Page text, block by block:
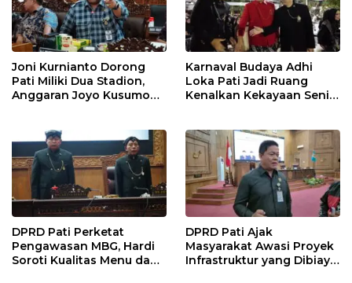
Joni Kurnianto Dorong
Pati Miliki Dua Stadion,
Anggaran Joyo Kusumo
Karnaval Budaya Adhi
Loka Pati Jadi Ruang
Kenalkan Kekayaan Seni
DPRD Pati Perketat
Pengawasan MBG, Hardi
Soroti Kualitas Menu dan
DPRD Pati Ajak
Masyarakat Awasi Proyek
Infrastruktur yang Dibiayai